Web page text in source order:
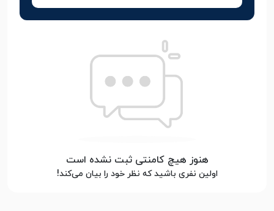
هنوز هیچ کامنتی ثبت نشده است
اولین نفری باشید که نظر خود را بیان می‌کند!